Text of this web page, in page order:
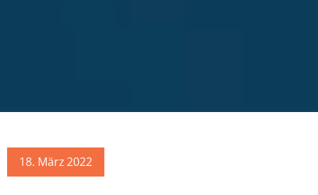
18. März 2022